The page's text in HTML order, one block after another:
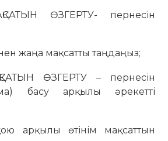
ӨЗГЕРТУ- пернесін
жаңа мақсатты таңдаңыз;
ӨЗГЕРТУ – пернесін
басу арқылы әрекетті
арқылы өтінім мақсаттын